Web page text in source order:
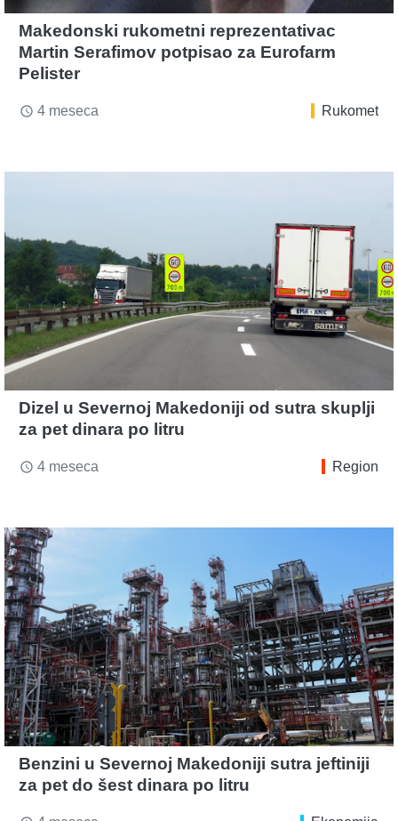
Makedonski rukometni reprezentativac
Martin Serafimov potpisao za Eurofarm
Pelister
access_time 4 meseca Rukomet
Dizel u Severnoj Makedoniji od sutra skuplji
za pet dinara po litru
access_time 4 meseca Region
Benzini u Severnoj Makedoniji sutra jeftiniji
za pet do šest dinara po litru